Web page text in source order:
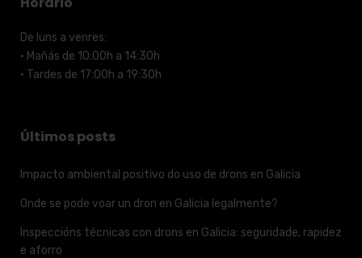
De luns a venres:
· Mañás de 10:00h a 14:30h
· Tardes de 17:00h a 19:30h
Últimos posts
Impacto ambiental positivo do uso de drons en Galicia
Onde se pode voar un dron en Galicia legalmente?
Inspeccións técnicas con drons en Galicia: seguridade, rapidez
e aforro